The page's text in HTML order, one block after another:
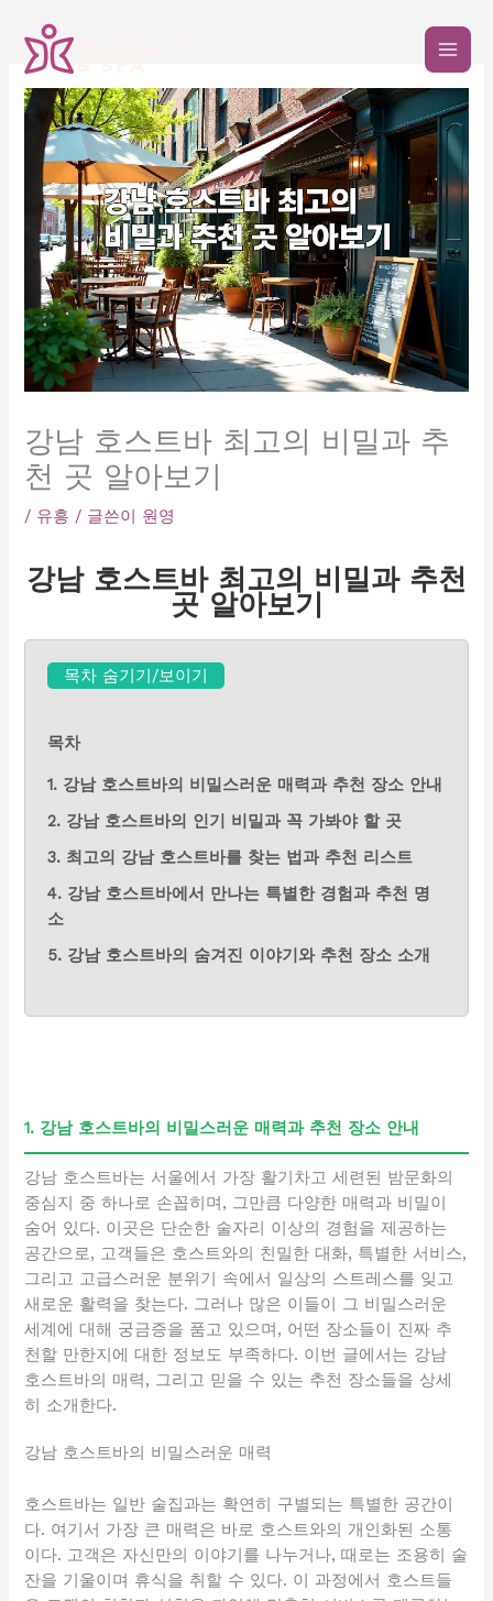
강남 호스트바 최고의 비밀과 추
천 곳 알아보기
/ 유흥 / 글쓴이 원영
강남 호스트바 최고의 비밀과 추천
곳 알아보기
목차 숨기기/보이기
목차
1. 강남 호스트바의 비밀스러운 매력과 추천 장소 안내
2. 강남 호스트바의 인기 비밀과 꼭 가봐야 할 곳
3. 최고의 강남 호스트바를 찾는 법과 추천 리스트
4. 강남 호스트바에서 만나는 특별한 경험과 추천 명
소
5. 강남 호스트바의 숨겨진 이야기와 추천 장소 소개
1. 강남 호스트바의 비밀스러운 매력과 추천 장소 안내
강남 호스트바는 서울에서 가장 활기차고 세련된 밤문화의
중심지 중 하나로 손꼽히며, 그만큼 다양한 매력과 비밀이
숨어 있다. 이곳은 단순한 술자리 이상의 경험을 제공하는
공간으로, 고객들은 호스트와의 친밀한 대화, 특별한 서비스,
그리고 고급스러운 분위기 속에서 일상의 스트레스를 잊고
새로운 활력을 찾는다. 그러나 많은 이들이 그 비밀스러운
세계에 대해 궁금증을 품고 있으며, 어떤 장소들이 진짜 추
천할 만한지에 대한 정보도 부족하다. 이번 글에서는 강남
호스트바의 매력, 그리고 믿을 수 있는 추천 장소들을 상세
히 소개한다.
강남 호스트바의 비밀스러운 매력
호스트바는 일반 술집과는 확연히 구별되는 특별한 공간이
다. 여기서 가장 큰 매력은 바로 호스트와의 개인화된 소통
이다. 고객은 자신만의 이야기를 나누거나, 때로는 조용히 술
잔을 기울이며 휴식을 취할 수 있다. 이 과정에서 호스트들